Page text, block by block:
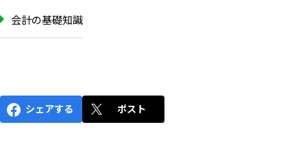
会計の基礎知識
シェアする ポスト